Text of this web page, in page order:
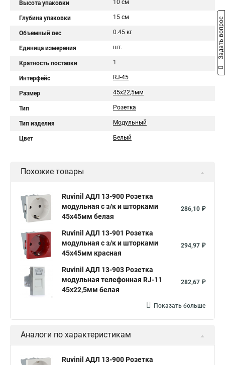
Высота упаковки 10 см
Глубина упаковки 15 см
Объемный вес 0.45 кг
Единица измерения шт.
Кратность поставки 1
Интерфейс RJ-45
Размер 45х22,5мм
Тип Розетка
Тип изделия Модульный
Цвет Белый
Похожие товары
Ruvinil АДЛ 13-900 Розетка
модульная с з/к и шторками
45х45мм белая
286,10 ₽
Ruvinil АДЛ 13-901 Розетка
модульная с з/к и шторками
45х45мм красная
294,97 ₽
Ruvinil АДЛ 13-903 Розетка
модульная телефонная RJ-11
45х22,5мм белая
282,67 ₽
Показать больше
Аналоги по характеристикам
Ruvinil АДЛ 13-900 Розетка
Задать вопрос